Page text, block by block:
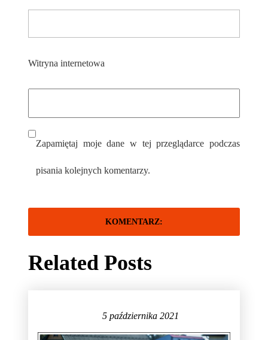
Witryna internetowa
Zapamiętaj moje dane w tej przeglądarce podczas
pisania kolejnych komentarzy.
Related Posts
5 października 2021